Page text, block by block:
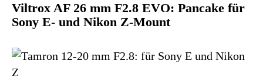
Viltrox AF 26 mm F2.8 EVO: Pancake für
Sony E- und Nikon Z-Mount